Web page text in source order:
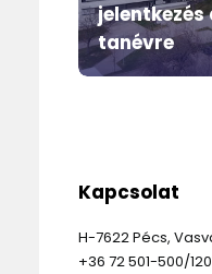
jelentkezés
tanévre
Kapcsolat
H-7622 Pécs,
+36 72 501-500/